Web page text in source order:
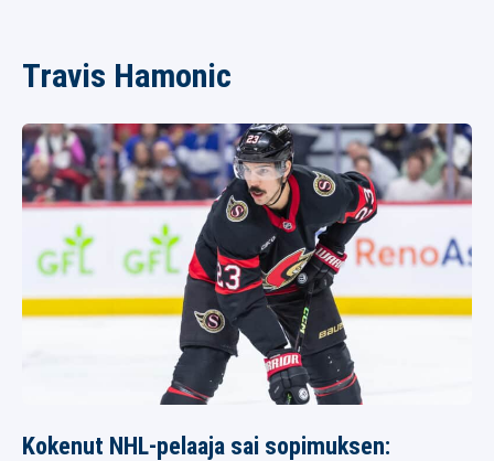
Travis Hamonic
Kokenut NHL-pelaaja sai sopimuksen: